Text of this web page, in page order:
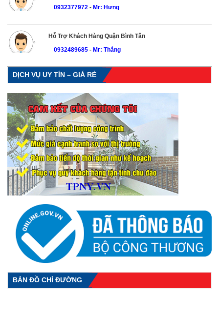
0932377972- Mr: Hưng
Hỗ Trợ Khách Hàng Quận Bình Tân
0932489685- Mr: Thắng
DỊCH VỤ UY TÍN – GIÁ RẺ
BẢN ĐỒ CHỈ ĐƯỜNG